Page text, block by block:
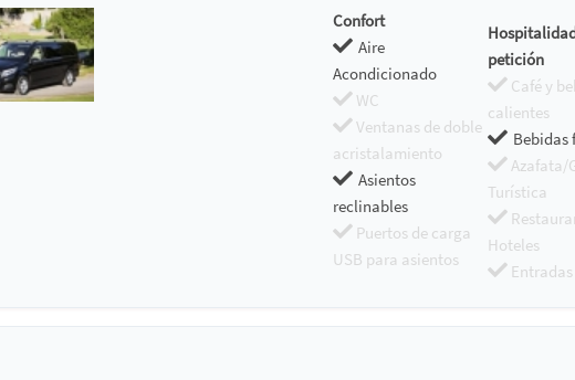
Confort
Aire
Acondicionado
WC
Ventanas de doble
acristalamiento
Asientos
reclinables
Puertos de carga
USB para asientos
petición
Café y
calientes
Bebidas
Azafata/
Turística
Hoteles
Entradas